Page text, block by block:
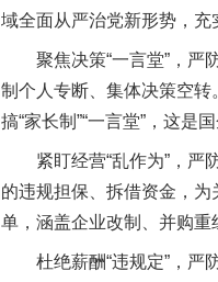
域全面从严治党新形势，充
聚焦决策“一言堂”，严防
制个人专断、集体决策空转
搞“家长制”“一言堂”，这是
紧盯经营“乱作为”，严防
的违规担保、拆借资金，
单，涵盖企业改制、并购重
杜绝薪酬“违规定”，严防